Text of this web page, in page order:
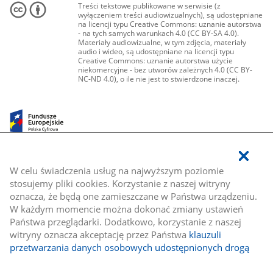
W celu świadczenia usług na najwyższym poziomie
stosujemy pliki cookies. Korzystanie z naszej witryny
oznacza, że będą one zamieszczane w Państwa urządzeniu.
W każdym momencie można dokonać zmiany ustawień
Państwa przeglądarki. Dodatkowo, korzystanie z naszej
witryny oznacza akceptację przez Państwa klauzuli
przetwarzania danych osobowych udostępnionych drogą
Treści tekstowe publikowane w serwisie (z
wyłączeniem treści audiowizualnych), są udostępniane
na licencji typu Creative Commons: uznanie autorstwa
- na tych samych warunkach 4.0 (CC BY-SA 4.0).
Materiały audiowizualne, w tym zdjęcia, materiały
audio i wideo, są udostępniane na licencji typu
Creative Commons: uznanie autorstwa użycie
niekomercyjne - bez utworów zależnych 4.0 (CC BY-
NC-ND 4.0), o ile nie jest to stwierdzone inaczej.